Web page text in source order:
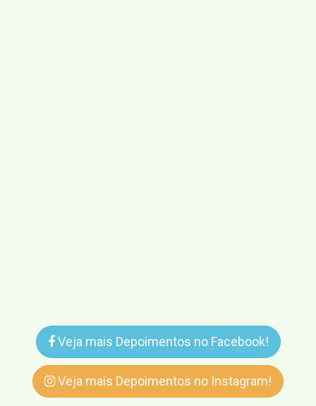
Veja mais Depoimentos no Facebook!
Veja mais Depoimentos no Instagram!